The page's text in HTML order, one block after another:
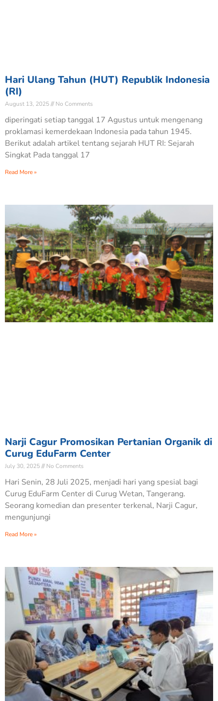
Hari Ulang Tahun (HUT) Republik Indonesia
(RI)
August 13, 2025 No Comments
diperingati setiap tanggal 17 Agustus untuk mengenang
proklamasi kemerdekaan Indonesia pada tahun 1945.
Berikut adalah artikel tentang sejarah HUT RI: Sejarah
Singkat Pada tanggal 17
Read More »
Narji Cagur Promosikan Pertanian Organik di
Curug EduFarm Center
July 30, 2025 No Comments
Hari Senin, 28 Juli 2025, menjadi hari yang spesial bagi
Curug EduFarm Center di Curug Wetan, Tangerang.
Seorang komedian dan presenter terkenal, Narji Cagur,
mengunjungi
Read More »